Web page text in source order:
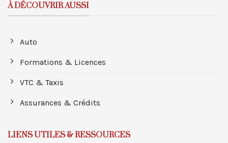
À DÉCOUVRIR AUSSI
Auto
Formations & Licences
VTC & Taxis
Assurances & Crédits
LIENS UTILES & RESSOURCES